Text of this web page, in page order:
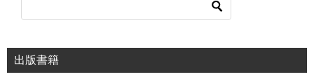
出版書籍